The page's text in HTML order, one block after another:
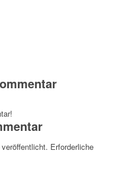
Erforderliche